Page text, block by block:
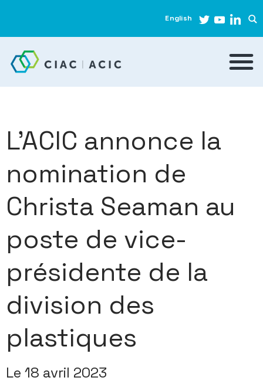
English
L’ACIC annonce la
nomination de
Christa Seaman au
poste de vice-
présidente de la
division des
plastiques
Le 18 avril 2023